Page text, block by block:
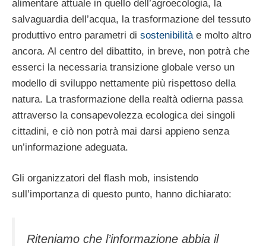
alimentare attuale in quello dell’agroecologia, la
salvaguardia dell’acqua, la trasformazione del tessuto
produttivo entro parametri di sostenibilità e molto altro
ancora. Al centro del dibattito, in breve, non potrà che
esserci la necessaria transizione globale verso un
modello di sviluppo nettamente più rispettoso della
natura. La trasformazione della realtà odierna passa
attraverso la consapevolezza ecologica dei singoli
cittadini, e ciò non potrà mai darsi appieno senza
un’informazione adeguata.
Gli organizzatori del flash mob, insistendo
sull’importanza di questo punto, hanno dichiarato:
Riteniamo che l’informazione abbia il